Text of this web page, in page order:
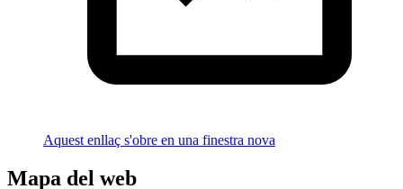
Aquest enllaç s'obre en una finestra nova
Mapa del web